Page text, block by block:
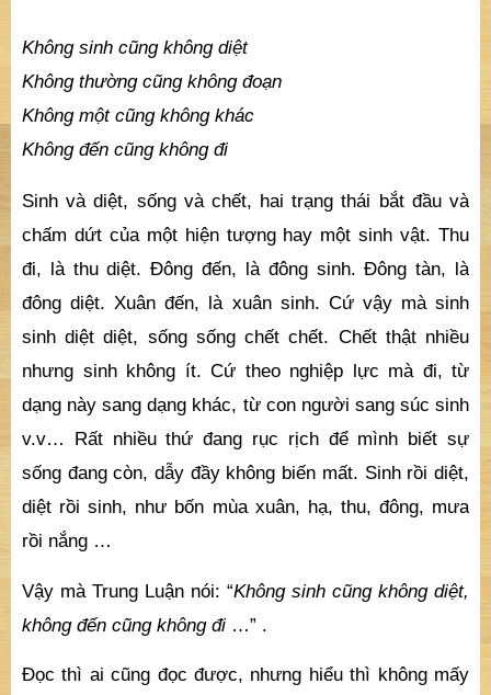
Không sinh cũng không diệt
Không thường cũng không đoạn
Không một cũng không khác
Không đến cũng không đi
Sinh và diệt, sống và chết, hai trạng thái bắt đầu và
chấm dứt của một hiện tượng hay một sinh vật. Thu
đi, là thu diệt. Đông đến, là đông sinh. Đông tàn, là
đông diệt. Xuân đến, là xuân sinh. Cứ vậy mà sinh
sinh diệt diệt, sống sống chết chết. Chết thật nhiều
nhưng sinh không ít. Cứ theo nghiệp lực mà đi, từ
dạng này sang dạng khác, từ con người sang súc sinh
v.v… Rất nhiều thứ đang rục rịch để mình biết sự
sống đang còn, dẫy đầy không biến mất. Sinh rồi diệt,
diệt rồi sinh, như bốn mùa xuân, hạ, thu, đông, mưa
rồi nắng …
Vậy mà Trung Luận nói: “Không sinh cũng không diệt,
không đến cũng không đi …” .
Đọc thì ai cũng đọc được, nhưng hiểu thì không mấy